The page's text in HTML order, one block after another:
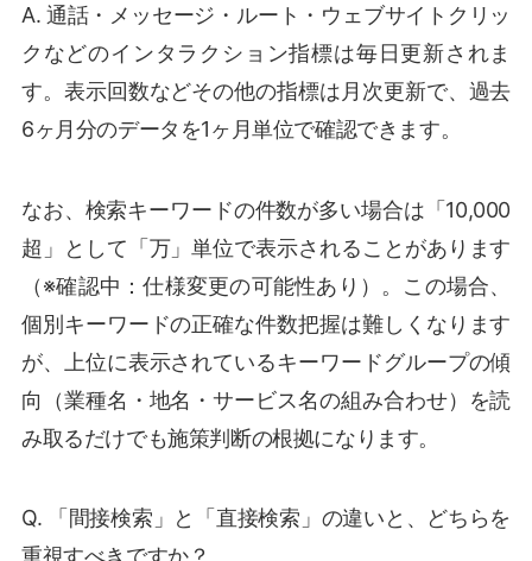
A. 通話・メッセージ・ルート・ウェブサイトクリッ
クなどのインタラクション指標は毎日更新されま
す。表示回数などその他の指標は月次更新で、過去
6ヶ月分のデータを1ヶ月単位で確認できます。
なお、検索キーワードの件数が多い場合は「10,000
超」として「万」単位で表示されることがあります
（※確認中：仕様変更の可能性あり）。この場合、
個別キーワードの正確な件数把握は難しくなります
が、上位に表示されているキーワードグループの傾
向（業種名・地名・サービス名の組み合わせ）を読
み取るだけでも施策判断の根拠になります。
Q. 「間接検索」と「直接検索」の違いと、どちらを